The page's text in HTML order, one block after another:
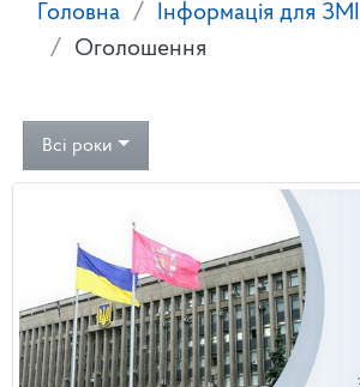
Головна
Інформація для ЗМІ
Оголошення
Всі роки